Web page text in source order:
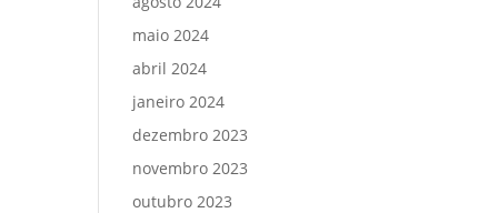
maio 2024
abril 2024
janeiro 2024
dezembro 2023
novembro 2023
outubro 2023